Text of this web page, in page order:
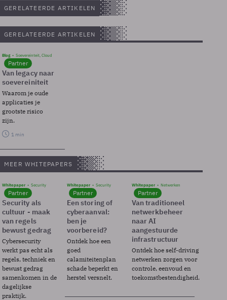
GERELATEERDE ARTIKELEN
GERELATEERDE ARTIKELEN
Blog Soevereinteit, Cloud
Partner
Van legacy naar
soevereiniteit
Waarom je oude
applicaties je
grootste risico
zijn.
1 min
MEER WHITEPAPERS
Whitepaper Security
Partner
Security als
cultuur - maak
van regels
bewust gedrag
Cybersecurity
werkt pas echt als
regels, techniek en
bewust gedrag
samenkomen in de
dagelijkse
praktijk.
Whitepaper Security
Partner
Een storing of
cyberaanval:
ben je
voorbereid?
Ontdek hoe een
goed
calamiteitenplan
schade beperkt en
herstel versnelt.
Whitepaper Netwerken
Partner
Van traditioneel
netwerkbeheer
naar AI
aangestuurde
infrastructuur
Ontdek hoe self-driving
netwerken zorgen voor
controle, eenvoud en
toekomstbestendigheid.